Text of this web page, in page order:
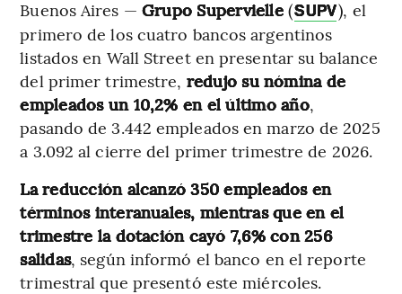
Buenos Aires — Grupo Supervielle(SUPV), el
primero de los cuatro bancos argentinos
listados en Wall Street en presentar su balance
del primer trimestre, redujo su nómina de
empleados un 10,2% en el último año,
pasando de 3.442 empleados en marzo de 2025
a 3.092 al cierre del primer trimestre de 2026.
La reducción alcanzó 350 empleados en
términos interanuales, mientras que en el
trimestre la dotación cayó 7,6% con 256
salidas, según informó el banco en el reporte
trimestral que presentó este miércoles.